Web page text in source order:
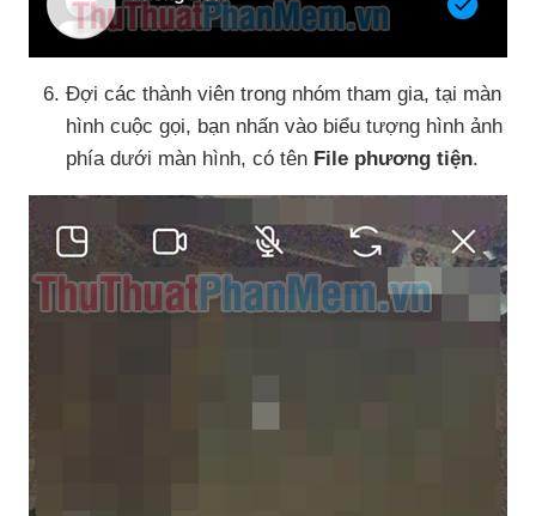
Đợi các thành viên trong nhóm tham gia, tại màn
hình cuộc gọi, bạn nhấn vào biểu tượng hình ảnh
phía dưới màn hình, có tên File phương tiện.